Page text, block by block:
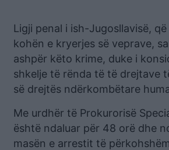
Ligji penal i ish-Jugosllavisë,
kohën e kryerjes së veprave,
ashpër këto krime, duke i
shkelje të rënda të të drejtave
së drejtës ndërkombëtare
Me urdhër të Prokurorisë
është ndaluar për 48 orë dhe
masën e arrestit të